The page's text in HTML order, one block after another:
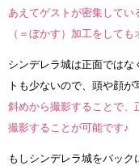
あえてゲストが密集してい
（＝ぼかす）加工をして
シンデレラ城は正面では
トも少ないので、頭や顔が
斜めから撮影することで、
撮影することが可能です♪
もしシンデレラ城をバッ